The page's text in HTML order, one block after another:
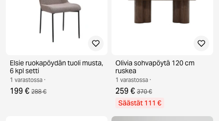
Elsie ruokapöydän tuoli musta,
6 kpl setti
1 varastossa ·
199 € 288 €
Olivia sohvapöytä 120 cm
ruskea
1 varastossa ·
259 € 370 €
Säästät 111 €